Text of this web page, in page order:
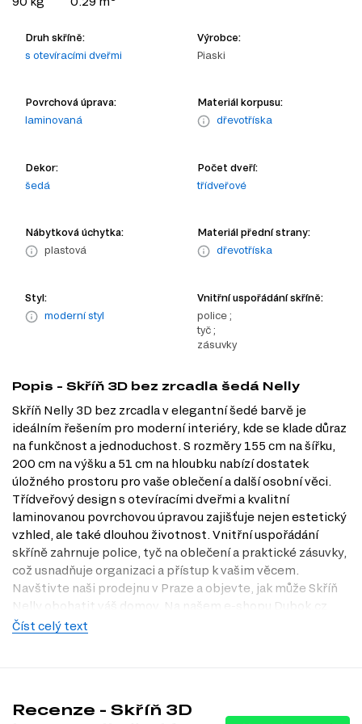
Druh skříně:
s otevíracími dveřmi
Výrobce:
Piaski
Povrchová úprava:
laminovaná
Materiál korpusu:
dřevotříska
Dekor:
šedá
Počet dveří:
třídveřové
Nábytková úchytka:
plastová
Materiál přední strany:
dřevotříska
Styl:
moderní styl
Vnitřní uspořádání skříně:
police ;
tyč ;
zásuvky
Popis - Skříň 3D bez zrcadla šedá Nelly
Skříň Nelly 3D bez zrcadla v elegantní šedé barvě je
ideálním řešením pro moderní interiéry, kde se klade důraz
na funkčnost a jednoduchost. S rozměry 155 cm na šířku,
200 cm na výšku a 51 cm na hloubku nabízí dostatek
úložného prostoru pro vaše oblečení a další osobní věci.
Třídveřový design s otevíracími dveřmi a kvalitní
laminovanou povrchovou úpravou zajišťuje nejen estetický
vzhled, ale také dlouhou životnost. Vnitřní uspořádání
skříně zahrnuje police, tyč na oblečení a praktické zásuvky,
což usnadňuje organizaci a přístup k vašim věcem.
Navštivte naši prodejnu v Praze a objevte, jak může Skříň
Nelly obohatit váš domov. Na našem e-shopu Dubok.cz
najdete další inspiraci pro váš interiér.
Číst celý text
Recenze - Skříň 3D